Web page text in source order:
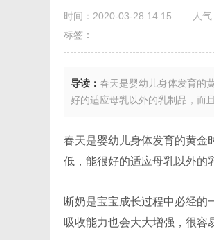
时间：2020-03-28 14:15 人气
标签：
导读： 春天是婴幼儿身体发育的
好的适应母乳以外的乳制品，而
春天是婴幼儿身体发育的黄金
低，能很好的适应母乳以外的
断奶是宝宝成长过程中必经
吸收能力也会大大增强，很容